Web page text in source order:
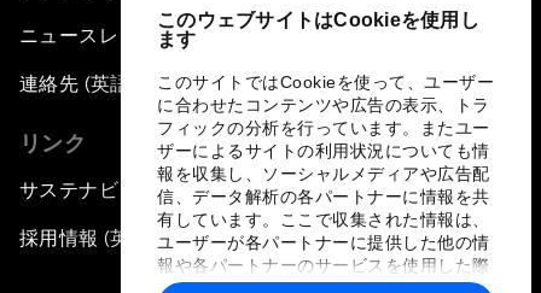
このウェブサイトはCookieを使用し
ます
このサイトではCookieを使って、ユーザー
に合わせたコンテンツや広告の表示、トラ
フィックの分析を行っています。またユー
ザーによるサイトの利用状況についても情
報を収集し、ソーシャルメディアや広告配
信、データ解析の各パートナーに情報を共
有しています。ここで収集された情報は、
ユーザーが各パートナーに提供した他の情
報や各パートナーのサービスを使用した際
に収集された情報と組み合わされ、各パー
ニュースレター購読
連絡先 (英語のみ)
リンク
サステナビリティへの取り組み
採用情報 (英語のみ)